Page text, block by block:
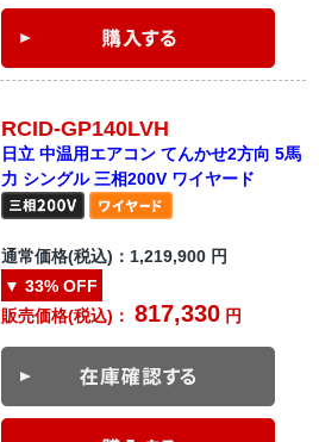
RCID-GP140LVH
日立 中温用エアコン てんかせ2方向 5馬
力 シングル 三相200V ワイヤード
通常価格(税込)： 1,219,900 円
▼ 33% OFF
販売価格(税込)：817,330 円